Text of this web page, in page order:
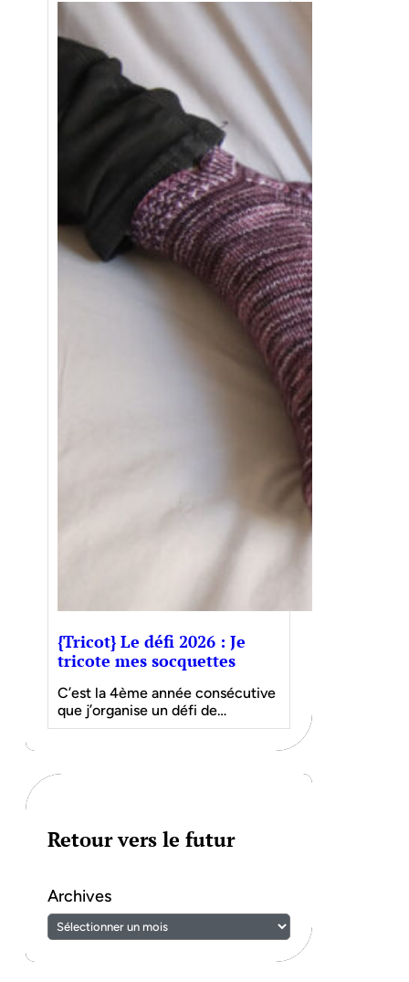
{Tricot} Le défi 2026 : Je
tricote mes socquettes
C’est la 4ème année consécutive
que j’organise un défi de…
Retour vers le futur
Archives